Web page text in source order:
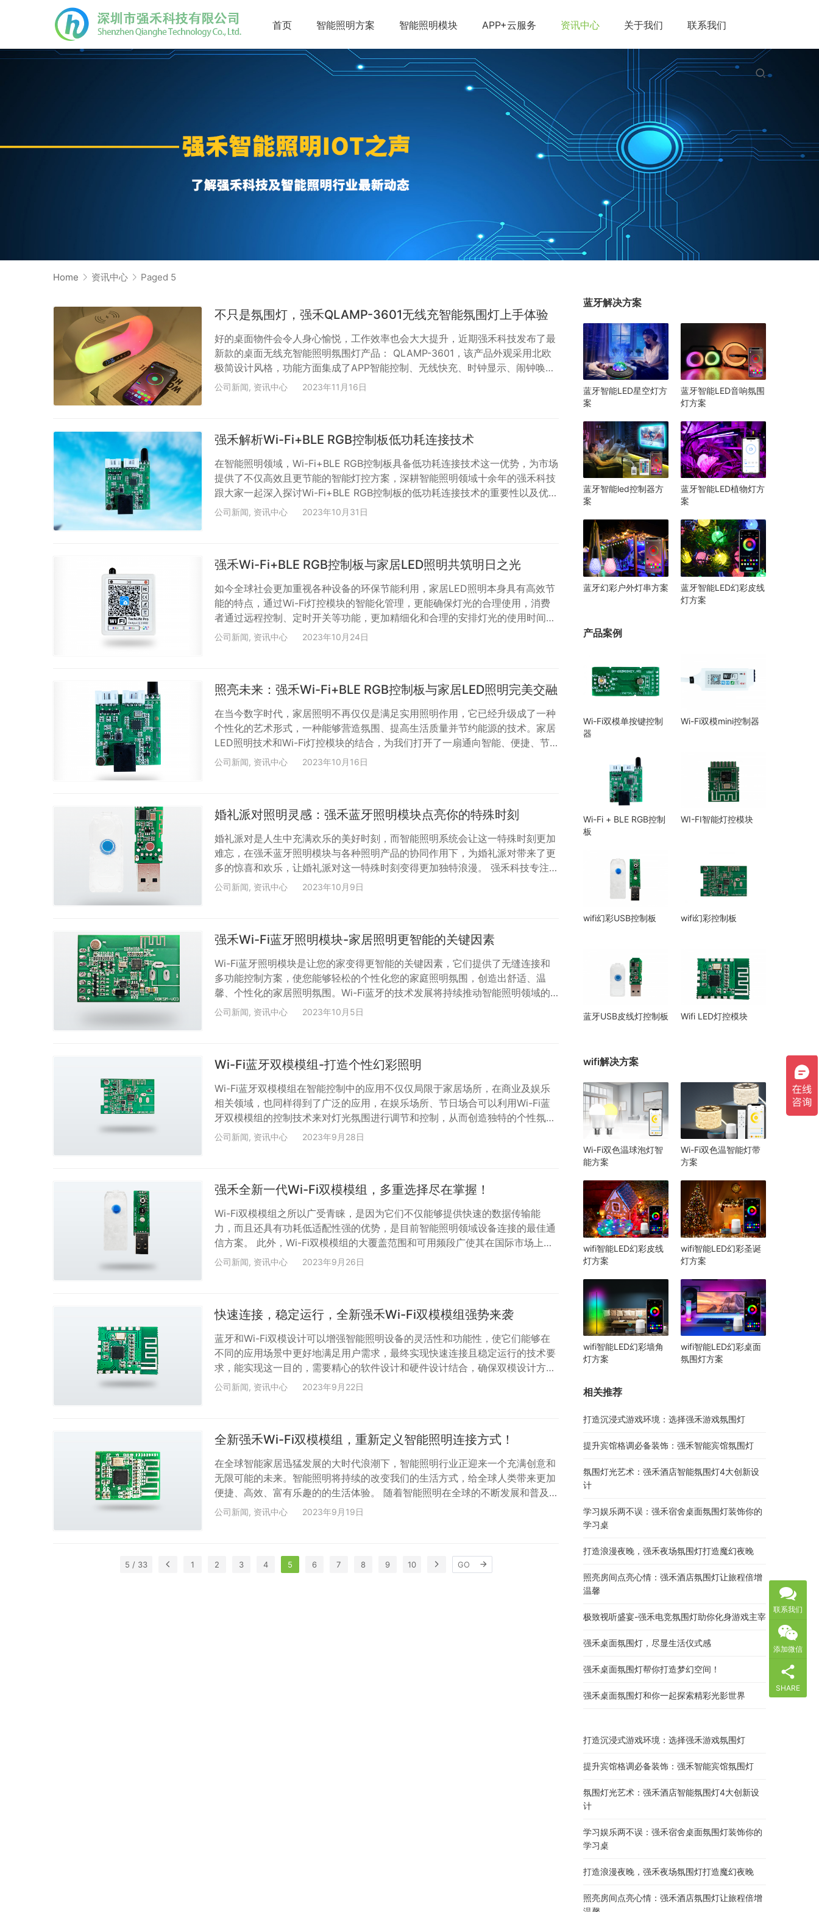
首页 智能照明方案 智能照明模块 APP+云服务 资讯中心 关于我们 联系我们
Home 资讯中心 Paged 5
不只是氛围灯，强禾QLAMP-3601无线充智能氛围灯上手体验
好的桌面物件会令人身心愉悦，工作效率也会大大提升，近期强禾科技发布了最
新款的桌面无线充智能照明氛围灯产品： QLAMP-3601，该产品外观采用北欧
极简设计风格，功能方面集成了APP智能控制、无线快充、时钟显示、闹钟唤
醒、拾音律动等多个实用好玩功能。 该氛围灯多达1600万种色彩显示和256种
公司新闻, 资讯中心 2023年11月16日
强禾解析Wi-Fi+BLE RGB控制板低功耗连接技术
在智能照明领域，Wi-Fi+BLE RGB控制板具备低功耗连接技术这一优势，为市场
提供了不仅高效且更节能的智能灯控方案，深耕智能照明领域十余年的强禾科技
跟大家一起深入探讨Wi-Fi+BLE RGB控制板的低功耗连接技术的重要性以及优
势。 Wi-Fi+BLE RGB控制板低功耗连接的重要性 低功耗连接技术在智能灯控中
公司新闻, 资讯中心 2023年10月31日
强禾Wi-Fi+BLE RGB控制板与家居LED照明共筑明日之光
如今全球社会更加重视各种设备的环保节能利用，家居LED照明本身具有高效节
能的特点，通过Wi-Fi灯控模块的智能化管理，更能确保灯光的合理使用，消费
者通过远程控制、定时开关等功能，更加精细化和合理的安排灯光的使用时间，
避免能源的浪费，从而达到更加节能环保的目的。 强禾科技专注智能照明方案的
公司新闻, 资讯中心 2023年10月24日
照亮未来：强禾Wi-Fi+BLE RGB控制板与家居LED照明完美交融
在当今数字时代，家居照明不再仅仅是满足实用照明作用，它已经升级成了一种
个性化的艺术形式，一种能够营造氛围、提高生活质量并节约能源的技术。家居
LED照明技术和Wi-Fi灯控模块的结合，为我们打开了一扇通向智能、便捷、节
能大门。 Wi-Fi+BLE灯控模块作为智能家居的一部分，为家居LED照明带来了更
公司新闻, 资讯中心 2023年10月16日
婚礼派对照明灵感：强禾蓝牙照明模块点亮你的特殊时刻
婚礼派对是人生中充满欢乐的美好时刻，而智能照明系统会让这一特殊时刻更加
难忘，在强禾蓝牙照明模块与各种照明产品的协同作用下，为婚礼派对带来了更
多的惊喜和欢乐，让婚礼派对这一特殊时刻变得更加独特浪漫。 强禾科技专注智
能照明方案领域十余年，最新研发的蓝牙LED幻彩控制器“BJ-TMKHC-
公司新闻, 资讯中心 2023年10月9日
强禾Wi-Fi蓝牙照明模块-家居照明更智能的关键因素
Wi-Fi蓝牙照明模块是让您的家变得更智能的关键因素，它们提供了无缝连接和
多功能控制方案，使您能够轻松的个性化您的家庭照明氛围，创造出舒适、温
馨、个性化的家居照明氛围。Wi-Fi蓝牙的技术发展将持续推动智能照明领域的
不断创新，为我们带来更多的惊喜和乐趣。 强禾科技专注智能照明方案领域十余
公司新闻, 资讯中心 2023年10月5日
Wi-Fi蓝牙双模模组-打造个性幻彩照明
Wi-Fi蓝牙双模模组在智能控制中的应用不仅仅局限于家居场所，在商业及娱乐
相关领域，也同样得到了广泛的应用，在娱乐场所、节日场合可以利用Wi-Fi蓝
牙双模模组的控制技术来对灯光氛围进行调节和控制，从而创造独特的个性氛
围，让用户更好的沉浸在各种灯光氛围之中，在演出活动中，Wi-Fi双模技术也
公司新闻, 资讯中心 2023年9月28日
强禾全新一代Wi-Fi双模模组，多重选择尽在掌握！
Wi-Fi双模模组之所以广受青睐，是因为它们不仅能够提供快速的数据传输能
力，而且还具有功耗低适配性强的优势，是目前智能照明领域设备连接的最佳通
信方案。 此外，Wi-Fi双模模组的大覆盖范围和可用频段广使其在国际市场上具
有广泛适用性，无需频段定制，这对产品国际化标准化起到了非常重要的推进作
公司新闻, 资讯中心 2023年9月26日
快速连接，稳定运行，全新强禾Wi-Fi双模模组强势来袭
蓝牙和Wi-Fi双模设计可以增强智能照明设备的灵活性和功能性，使它们能够在
不同的应用场景中更好地满足用户需求，最终实现快速连接且稳定运行的技术要
求，能实现这一目的，需要精心的软件设计和硬件设计结合，确保双模设计方案
的最终落地。 智能照明硬件中的Wi-Fi双模模组在硬件层起到了至关重要的作
公司新闻, 资讯中心 2023年9月22日
全新强禾Wi-Fi双模模组，重新定义智能照明连接方式！
在全球智能家居迅猛发展的大时代浪潮下，智能照明行业正迎来一个充满创意和
无限可能的未来。智能照明将持续的改变我们的生活方式，给全球人类带来更加
便捷、高效、富有乐趣的的生活体验。 随着智能照明在全球的不断发展和普及，
Wi-Fi双模模组作为智能照明的重要组成部分，将在这一领域发挥更加关键的作
公司新闻, 资讯中心 2023年9月19日
5 / 33 1 2 3 4 5 6 7 8 9 10
蓝牙解决方案
蓝牙智能LED星空灯方
案
蓝牙智能LED音响氛围
灯方案
蓝牙智能led控制器方
案
蓝牙智能LED植物灯方
案
蓝牙幻彩户外灯串方案
蓝牙智能LED幻彩皮线
灯方案
产品案例
Wi-Fi双模单按键控制
器
Wi-Fi双模mini控制器
Wi-Fi + BLE RGB控制
板
WI-FI智能灯控模块
wifi幻彩USB控制板 wifi幻彩控制板
蓝牙USB皮线灯控制板 Wifi LED灯控模块
wifi解决方案
Wi-Fi双色温球泡灯智
能方案
Wi-Fi双色温智能灯带
方案
wifi智能LED幻彩皮线
灯方案
wifi智能LED幻彩圣诞
灯方案
wifi智能LED幻彩墙角
灯方案
wifi智能LED幻彩桌面
氛围灯方案
相关推荐
打造沉浸式游戏环境：选择强禾游戏氛围灯
提升宾馆格调必备装饰：强禾智能宾馆氛围灯
氛围灯光艺术：强禾酒店智能氛围灯4大创新设
计
学习娱乐两不误：强禾宿舍桌面氛围灯装饰你的
学习桌
打造浪漫夜晚，强禾夜场氛围灯打造魔幻夜晚
照亮房间点亮心情：强禾酒店氛围灯让旅程倍增
温馨
极致视听盛宴-强禾电竞氛围灯助你化身游戏主宰
强禾桌面氛围灯，尽显生活仪式感
强禾桌面氛围灯帮你打造梦幻空间！
强禾桌面氛围灯和你一起探索精彩光影世界
打造沉浸式游戏环境：选择强禾游戏氛围灯
提升宾馆格调必备装饰：强禾智能宾馆氛围灯
氛围灯光艺术：强禾酒店智能氛围灯4大创新设
计
学习娱乐两不误：强禾宿舍桌面氛围灯装饰你的
学习桌
打造浪漫夜晚，强禾夜场氛围灯打造魔幻夜晚
照亮房间点亮心情：强禾酒店氛围灯让旅程倍增
联系我们
添加微信
SHARE